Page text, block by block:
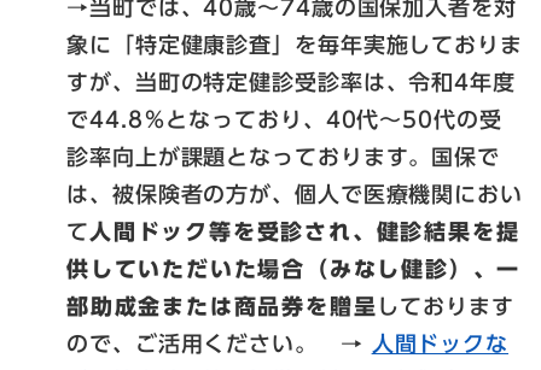
→当町では、40歳～74歳の国保加入者を対
象に「特定健康診査」を毎年実施しておりま
すが、当町の特定健診受診率は、令和4年度
で44.8％となっており、40代～50代の受
診率向上が課題となっております。国保で
は、被保険者の方が、個人で医療機関におい
て 人間ドック等を受診され、健診結果を提
供していただいた場合（みなし健診）、一
部助成金または商品券を贈呈 しております
ので、ご活用ください。 →
人間ドックな